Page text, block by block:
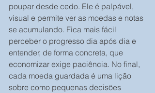
poupar desde cedo. Ele é palpável,
visual e permite ver as moedas e notas
se acumulando. Fica mais fácil
perceber o progresso dia após dia e
entender, de forma concreta, que
economizar exige paciência. No final,
cada moeda guardada é uma lição
sobre como pequenas decisões